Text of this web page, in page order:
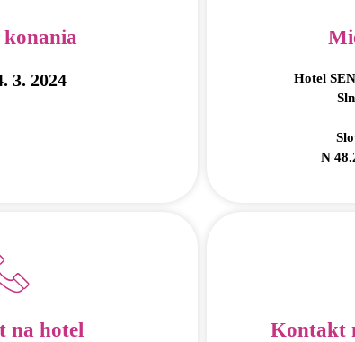
3. 2024
Hotel
N
na hotel Kontakt